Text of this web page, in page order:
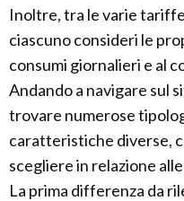
Inoltre, tra le varie
ciascuno consideri le
consumi giornalieri e al
Andando a navigare sul
trovare numerose
caratteristiche diverse,
scegliere in relazione
La prima differenza da